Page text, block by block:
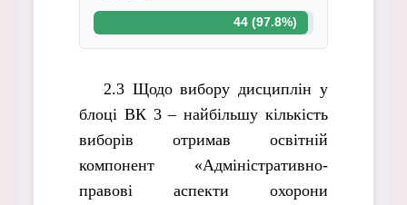
44 (97.8%)
2.3 Щодо вибору дисциплін у
блоці ВК 3 – найбільшу кількість
виборів отримав освітній
компонент «Адміністративно-
правові аспекти охорони